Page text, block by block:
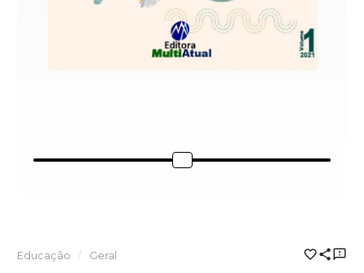
Educação Geral